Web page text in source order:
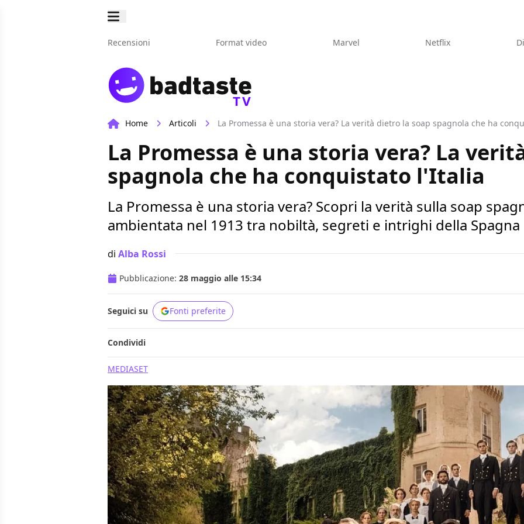
Recensioni Format video Marvel Netflix
TV
Home Articoli La Promessa è una storia vera? La verità dietro la soap spagnola che ha
La Promessa è una storia vera? La
spagnola che ha conquistato l'Italia
La Promessa è una storia vera? Scopri la verità sulla soap
ambientata nel 1913 tra nobiltà, segreti e intrighi della
di Alba Rossi
Pubblicazione: 28 maggio alle 15:34
Seguici su Fonti preferite
Condividi
MEDIASET